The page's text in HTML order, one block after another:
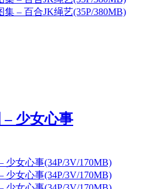
– 少女心事